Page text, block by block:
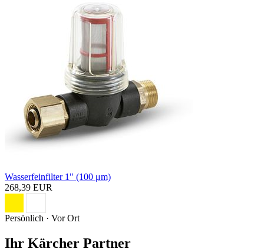
Wasserfeinfilter 1" (100 μm)
268,39 EUR
Persönlich · Vor Ort
Ihr Kärcher Partner